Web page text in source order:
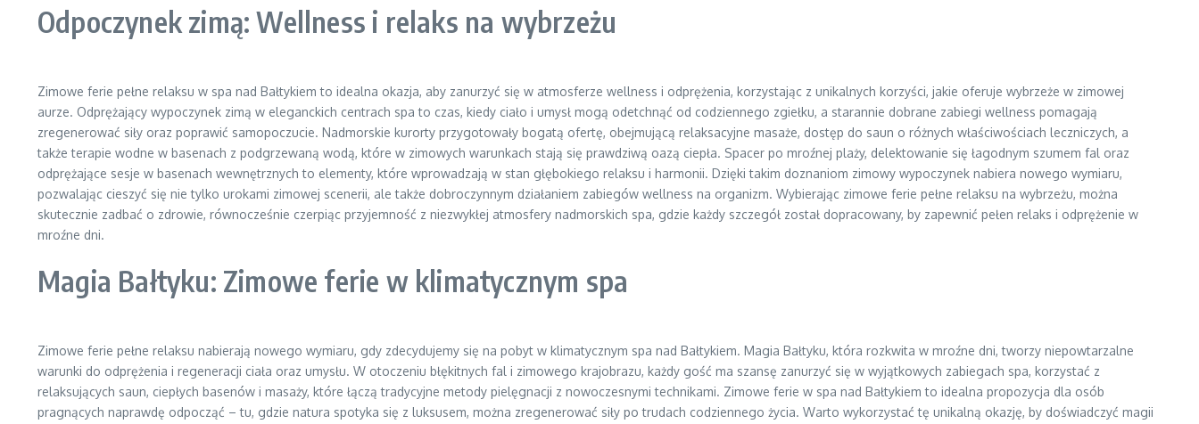
Odpoczynek zimą: Wellness i relaks na wybrzeżu
Zimowe ferie pełne relaksu w spa nad Bałtykiem to idealna okazja, aby zanurzyć się w atmosferze wellness i odprężenia, korzystając z unikalnych korzyści, jakie oferuje wybrzeże w zimowej
aurze. Odprężający wypoczynek zimą w eleganckich centrach spa to czas, kiedy ciało i umysł mogą odetchnąć od codziennego zgiełku, a starannie dobrane zabiegi wellness pomagają
zregenerować siły oraz poprawić samopoczucie. Nadmorskie kurorty przygotowały bogatą ofertę, obejmującą relaksacyjne masaże, dostęp do saun o różnych właściwościach leczniczych, a
także terapie wodne w basenach z podgrzewaną wodą, które w zimowych warunkach stają się prawdziwą oazą ciepła. Spacer po mroźnej plaży, delektowanie się łagodnym szumem fal oraz
odprężające sesje w basenach wewnętrznych to elementy, które wprowadzają w stan głębokiego relaksu i harmonii. Dzięki takim doznaniom zimowy wypoczynek nabiera nowego wymiaru,
pozwalając cieszyć się nie tylko urokami zimowej scenerii, ale także dobroczynnym działaniem zabiegów wellness na organizm. Wybierając zimowe ferie pełne relaksu na wybrzeżu, można
skutecznie zadbać o zdrowie, równocześnie czerpiąc przyjemność z niezwykłej atmosfery nadmorskich spa, gdzie każdy szczegół został dopracowany, by zapewnić pełen relaks i odprężenie w
mroźne dni.
Magia Bałtyku: Zimowe ferie w klimatycznym spa
Zimowe ferie pełne relaksu nabierają nowego wymiaru, gdy zdecydujemy się na pobyt w klimatycznym spa nad Bałtykiem. Magia Bałtyku, która rozkwita w mroźne dni, tworzy niepowtarzalne
warunki do odprężenia i regeneracji ciała oraz umysłu. W otoczeniu błękitnych fal i zimowego krajobrazu, każdy gość ma szansę zanurzyć się w wyjątkowych zabiegach spa, korzystać z
relaksujących saun, ciepłych basenów i masaży, które łączą tradycyjne metody pielęgnacji z nowoczesnymi technikami. Zimowe ferie w spa nad Bałtykiem to idealna propozycja dla osób
pragnących naprawdę odpocząć – tu, gdzie natura spotyka się z luksusem, można zregenerować siły po trudach codziennego życia. Warto wykorzystać tę unikalną okazję, by doświadczyć magii